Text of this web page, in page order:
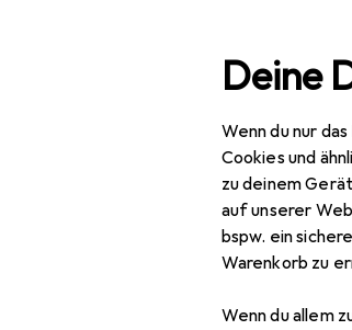
Deine
Wenn du nur
Cookies und
zu deinem
auf unserer
bspw. ein
Warenkorb zu
Wenn du allem
Navigation nach Kategorien